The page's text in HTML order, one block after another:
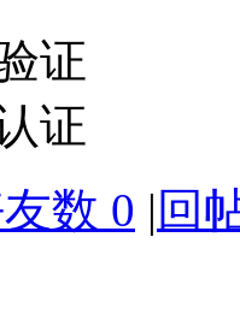
证
证
数 0 | 回